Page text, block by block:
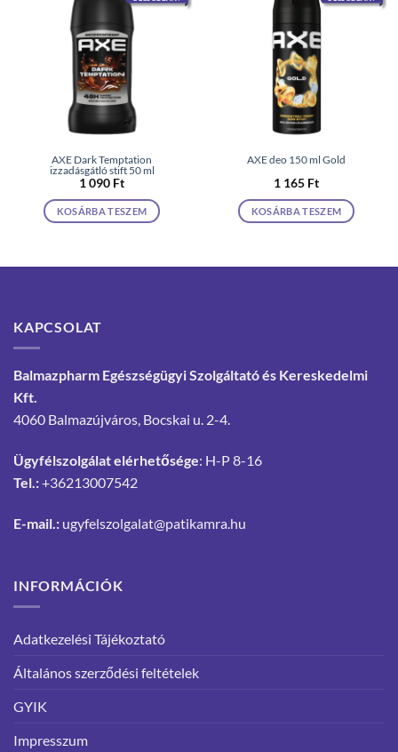
AXE Dark Temptation
izzadásgátló stift 50 ml
1 090 Ft
KOSÁRBA TESZEM
AXE deo 150 ml Gold
1 165 Ft
KOSÁRBA TESZEM
KAPCSOLAT
Balmazpharm Egészségügyi Szolgáltató és Kereskedelmi
Kft.
4060 Balmazújváros, Bocskai u. 2-4.
Ügyfélszolgálat elérhetősége: H-P 8-16
Tel.:+36213007542
E-mail.: ugyfelszolgalat@patikamra.hu
INFORMÁCIÓK
Adatkezelési Tájékoztató
Általános szerződési feltételek
GYIK
Impresszum